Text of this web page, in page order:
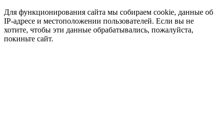
Для функционирования сайта мы собираем cookie, данные об
IP-адресе и местоположении пользователей. Если вы не
хотите, чтобы эти данные обрабатывались, пожалуйста,
покиньте сайт.